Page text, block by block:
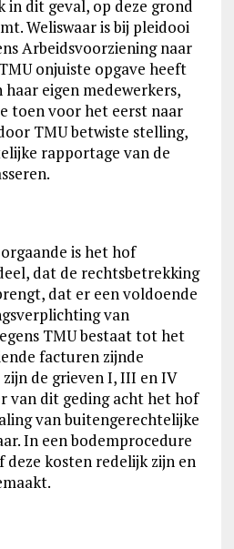
in dit geval, op deze grond
Weliswaar is bij pleidooi
Arbeidsvoorziening naar
onjuiste opgave heeft
eigen medewerkers,
toen voor het eerst naar
TMU betwiste stelling,
rapportage van de
is het hof
dat de rechtsbetrekking
dat er een voldoende
van
TMU bestaat tot het
facturen zijnde
zijn de grieven I, III en IV
van dit geding acht het hof
van buitengerechtelijke
In een bodemprocedure
deze kosten redelijk zijn en